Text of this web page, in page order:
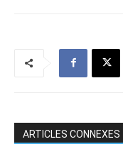
ARTICLES CONNEXES